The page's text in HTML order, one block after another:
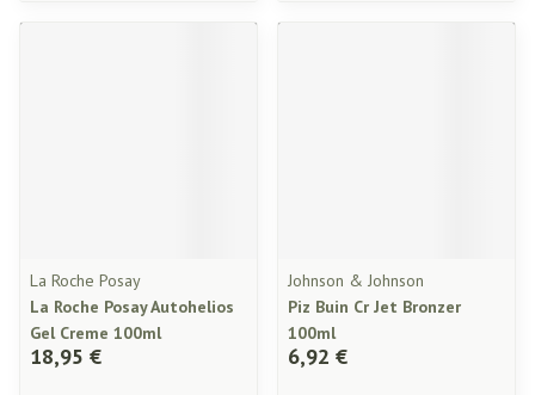
La Roche Posay
La Roche Posay Autohelios
Gel Creme 100ml
18,95 €
Johnson & Johnson
Piz Buin Cr Jet Bronzer
100ml
6,92 €